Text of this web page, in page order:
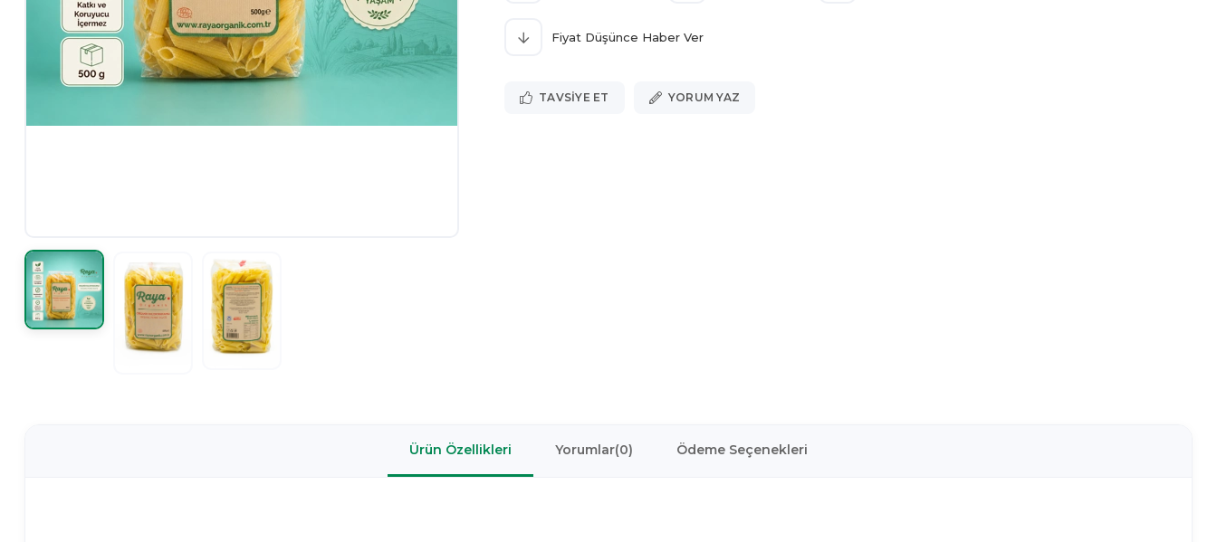
Fiyat Düşünce Haber Ver
TAVSIYE ET YORUM YAZ
Ürün Özellikleri Yorumlar(0) Ödeme Seçenekleri